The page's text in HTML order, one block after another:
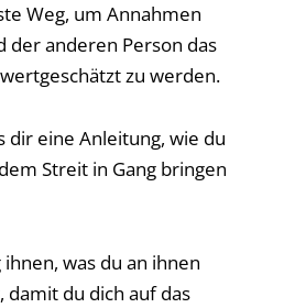
Weg, um Annahmen
der anderen Person das
zu werden.
dir eine Anleitung, wie du
Streit in Gang bringen
ihnen, was du an ihnen
damit du dich auf das